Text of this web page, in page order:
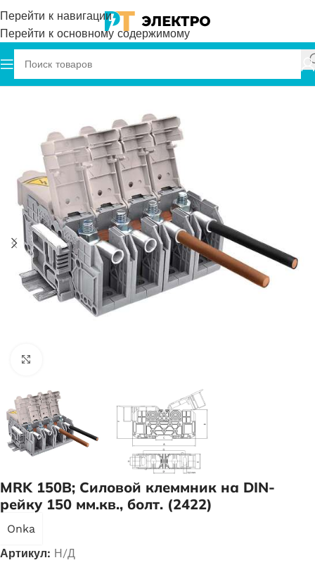
Перейти к навигации
Перейти к основному содержимому
Главная Onka Клеммы
MRK 150B; Силовой клеммник на DIN-
рейку 150 мм.кв., болт. (2422)
Onka
Артикул: Н/Д